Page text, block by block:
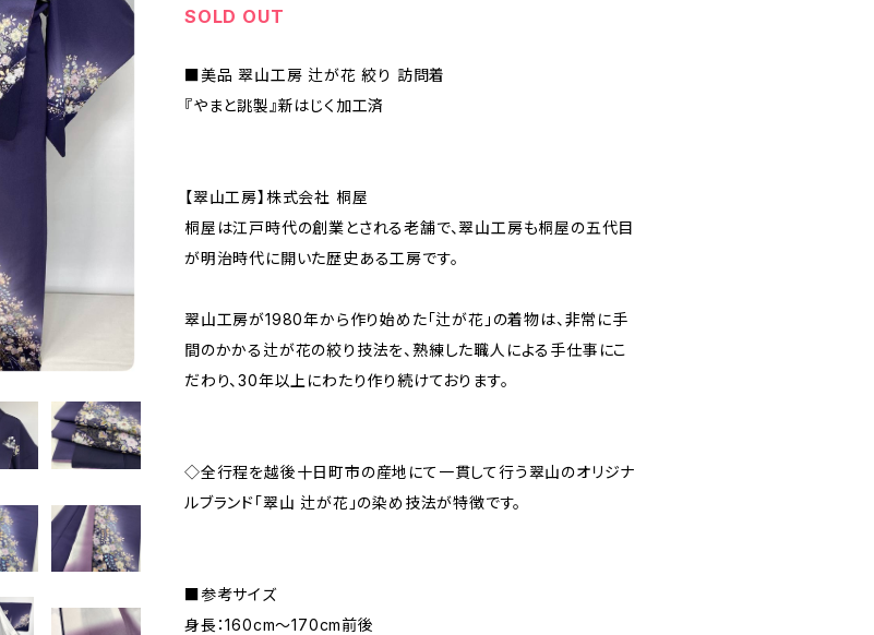
SOLD OUT
■美品 翠山工房 辻が花 絞り 訪問着
『やまと誂製』新はじく加工済
【翠山工房】株式会社 桐屋
桐屋は江戸時代の創業とされる老舗で、翠山工房も桐屋の五代目
が明治時代に開いた歴史ある工房です。
翠山工房が1980年から作り始めた「辻が花」の着物は、非常に手
間のかかる辻が花の絞り技法を、熟練した職人による手仕事にこ
だわり、30年以上にわたり作り続けております。
◇全行程を越後十日町市の産地にて一貫して行う翠山のオリジナ
ルブランド「翠山 辻が花」の染め技法が特徴です。
■参考サイズ
身長：160cm～170cm前後